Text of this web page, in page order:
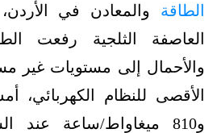
الطاقة والمعادن في
العاصفة الثلجية رفعت
والأحمال إلى مستويات غير